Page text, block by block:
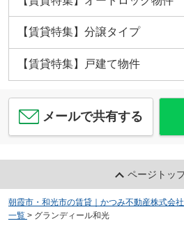
【賃貸特集】分譲タイプ
【賃貸特集】戸建て物件
メールで共有する
ページトッ
朝霞市・和光市の賃貸｜かつみ不動産株式会社
一覧 > グランディール和光